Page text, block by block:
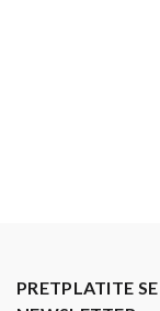
PRETPLATITE